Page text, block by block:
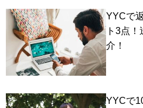
YYCで
ト3点
介！
YYCで